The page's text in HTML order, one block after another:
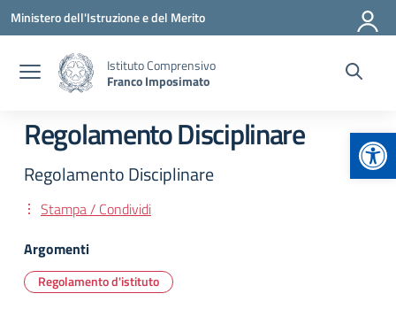
Vai ai contenuti
Vai al menu di navigazione
Vai al footer
Ministero dell'Istruzione e del Merito
Istituto Comprensivo
Franco Imposimato
Regolamento Disciplinare
Regolamento Disciplinare
Stampa / Condividi
Argomenti
Regolamento d'istituto